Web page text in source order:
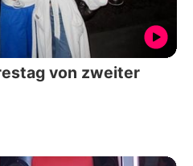
von zweiter